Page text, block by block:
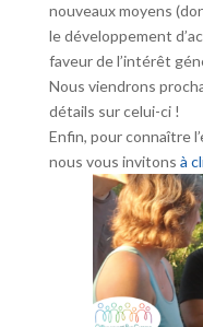
nouveaux moyens
le développement
faveur de l’intérêt
Nous viendrons
détails sur celui-ci !
Enfin, pour connaître
nous vous invitons à